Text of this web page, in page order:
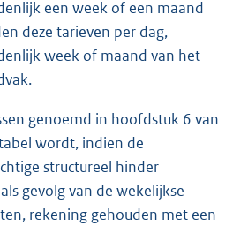
een week of een maand
deze tarieven per dag,
week of maand van het
genoemd in hoofdstuk 6 van
wordt, indien de
structureel hinder
gevolg van de wekelijkse
rekening gehouden met een